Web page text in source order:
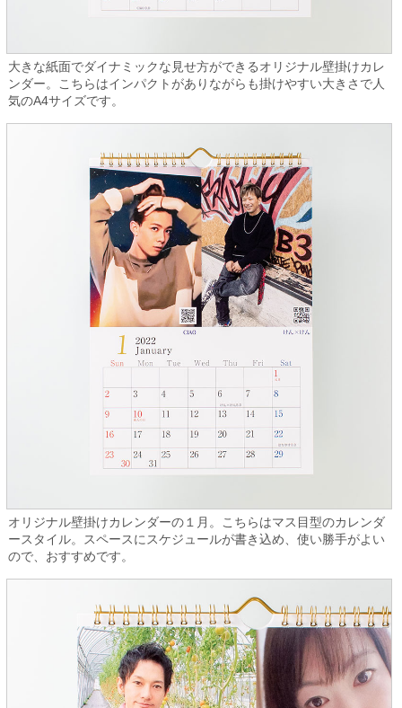
大きな紙面でダイナミックな見せ方ができるオリジナル壁掛けカレ
ンダー。こちらはインパクトがありながらも掛けやすい大きさで人
気のA4サイズです。
オリジナル壁掛けカレンダーの１月。こちらはマス目型のカレンダ
ースタイル。スペースにスケジュールが書き込め、使い勝手がよい
ので、おすすめです。